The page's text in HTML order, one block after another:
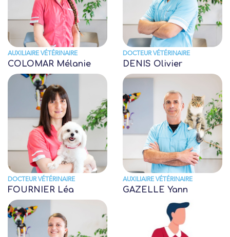
AUXILIAIRE VÉTÉRINAIRE
COLOMAR Mélanie
DOCTEUR VÉTÉRINAIRE
DENIS Olivier
DOCTEUR VÉTÉRINAIRE
FOURNIER Léa
AUXILIAIRE VÉTÉRINAIRE
GAZELLE Yann